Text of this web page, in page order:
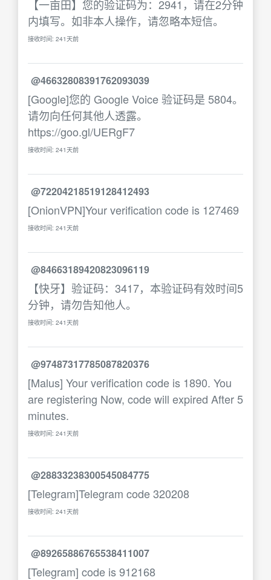
【一亩田】您的验证码为：2941，请在2分钟
内填写。如非本人操作，请忽略本短信。
接收时间: 241天前
@46632808391762093039
[Google]您的 Google Voice 验证码是 5804。
请勿向任何其他人透露。
https://goo.gl/UERgF7
接收时间: 241天前
@72204218519128412493
[OnionVPN]Your verification code is 127469
接收时间: 241天前
@84663189420823096119
【快牙】验证码：3417，本验证码有效时间5
分钟，请勿告知他人。
接收时间: 241天前
@97487317785087820376
[Malus] Your verification code is 1890. You
are registering Now, code will expired After 5
minutes.
接收时间: 241天前
@28833238300545084775
[Telegram]Telegram code 320208
接收时间: 241天前
@89265886765538411007
[Telegram] code is 912168